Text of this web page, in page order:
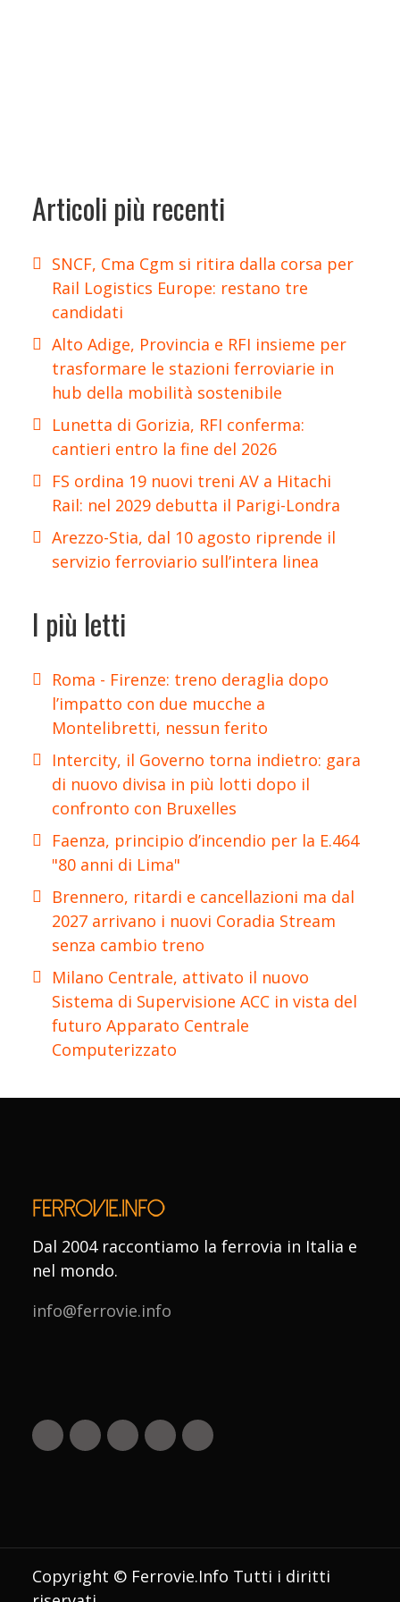
Articoli più recenti
SNCF, Cma Cgm si ritira dalla corsa per
Rail Logistics Europe: restano tre
candidati
Alto Adige, Provincia e RFI insieme per
trasformare le stazioni ferroviarie in
hub della mobilità sostenibile
Lunetta di Gorizia, RFI conferma:
cantieri entro la fine del 2026
FS ordina 19 nuovi treni AV a Hitachi
Rail: nel 2029 debutta il Parigi-Londra
Arezzo-Stia, dal 10 agosto riprende il
servizio ferroviario sull’intera linea
I più letti
Roma - Firenze: treno deraglia dopo
l’impatto con due mucche a
Montelibretti, nessun ferito
Intercity, il Governo torna indietro: gara
di nuovo divisa in più lotti dopo il
confronto con Bruxelles
Faenza, principio d’incendio per la E.464
"80 anni di Lima"
Brennero, ritardi e cancellazioni ma dal
2027 arrivano i nuovi Coradia Stream
senza cambio treno
Milano Centrale, attivato il nuovo
Sistema di Supervisione ACC in vista del
futuro Apparato Centrale
Computerizzato
Dal 2004 raccontiamo la ferrovia in Italia e
nel mondo.
info@ferrovie.info
Copyright © Ferrovie.Info Tutti i diritti